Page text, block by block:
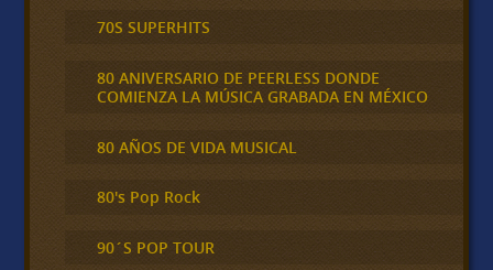
70S SUPERHITS
80 ANIVERSARIO DE PEERLESS DONDE
COMIENZA LA MÚSICA GRABADA EN MÉXICO
80 AÑOS DE VIDA MUSICAL
80's Pop Rock
90´S POP TOUR